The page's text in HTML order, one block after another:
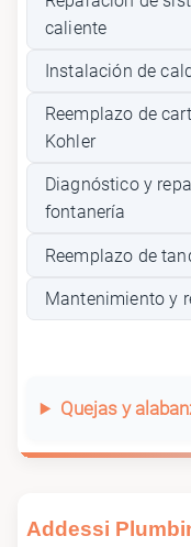
caliente
Instalación de
Reemplazo de
Kohler
Diagnóstico y
fontanería
Reemplazo de
Mantenimiento y
Quejas y
Addessi